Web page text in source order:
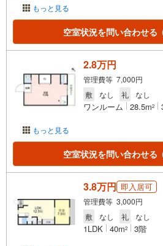
もっと見る
空室状況を問い合わせる
もっと見る
2.8万円
管理費等 7,000円
敷
なし 礼 なし
ワンルーム 28.5m2
空室状況を問い合わせる
3.8万円 即入居可
管理費等 3,000円
敷
なし 礼 なし
1LDK 40m2 3階